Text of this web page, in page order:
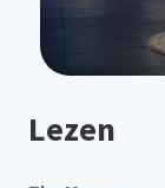
Lezen